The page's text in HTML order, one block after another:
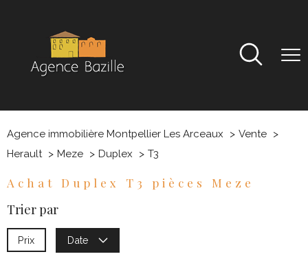
Agence immobilière Montpellier Les Arceaux
Vente
Herault
Meze Duplex T3
Achat Duplex T3 pièces Meze
Trier par
Prix Date